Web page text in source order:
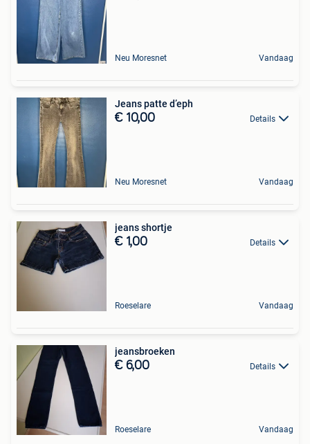
Neu Moresnet Vandaag
Jeans patte d’eph
€ 10,00 Details
Neu Moresnet Vandaag
jeans shortje
€ 1,00 Details
Roeselare Vandaag
jeansbroeken
€ 6,00 Details
Roeselare Vandaag